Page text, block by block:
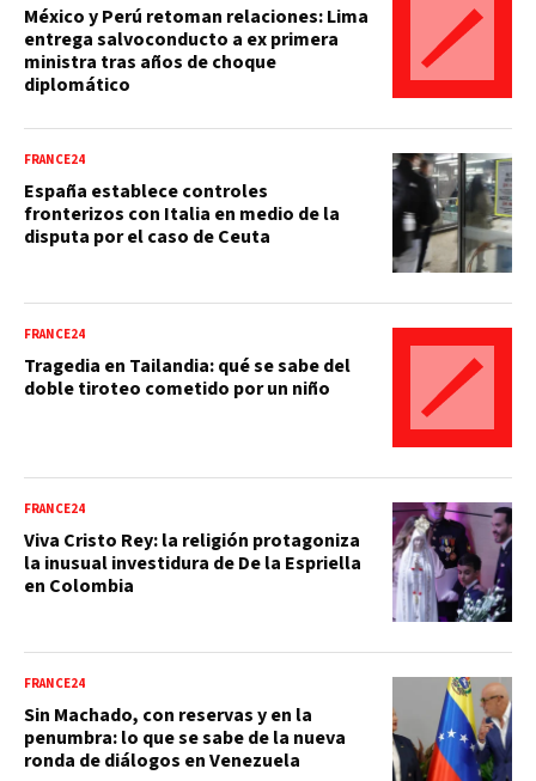
México y Perú retoman relaciones: Lima
entrega salvoconducto a ex primera
ministra tras años de choque
diplomático
FRANCE24
España establece controles
fronterizos con Italia en medio de la
disputa por el caso de Ceuta
FRANCE24
Tragedia en Tailandia: qué se sabe del
doble tiroteo cometido por un niño
FRANCE24
Viva Cristo Rey: la religión protagoniza
la inusual investidura de De la Espriella
en Colombia
FRANCE24
Sin Machado, con reservas y en la
penumbra: lo que se sabe de la nueva
ronda de diálogos en Venezuela